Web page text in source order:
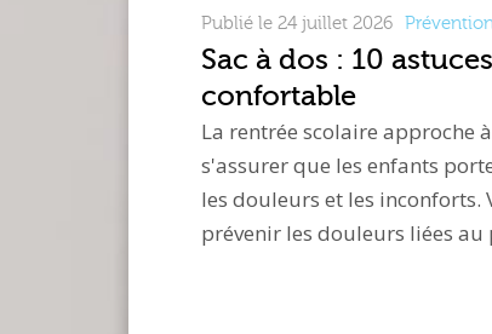
Publié le 24 juillet 2026
Sac à dos : 10
confortable
La rentrée scolaire approche
s'assurer que les enfants
les douleurs et les inconforts.
prévenir les douleurs liées au